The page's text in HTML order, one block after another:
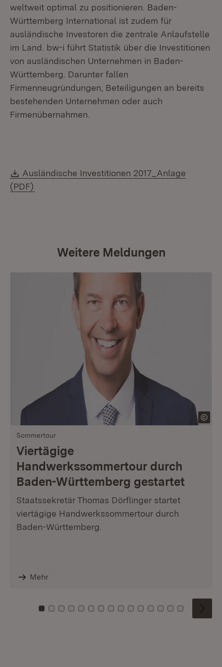
weltweit optimal zu positionieren. Baden-
Württemberg International ist zudem für
ausländische Investoren die zentrale Anlaufstelle
im Land. bw-i führt Statistik über die Investitionen
von ausländischen Unternehmen in Baden-
Württemberg. Darunter fallen
Firmenneugründungen, Beteiligungen an bereits
bestehenden Unternehmen oder auch
Firmenübernahmen.
Download:
Ausländische Investitionen 2017_Anlage
(PDF)
Weitere Meldungen
Sommertour
Viertägige
Handwerkssommertour durch
Baden-Württemberg gestartet
Staatssekretär Thomas Dörflinger startet
viertägige Handwerkssommertour durch
Baden-Württemberg.
Mehr
Zu Kachel: 0
Zu Kachel: 1
Zu Kachel: 2
Zu Kachel: 3
Zu Kachel: 4
Zu Kachel: 5
Zu Kachel: 6
Zu Kachel: 7
Zu Kachel: 8
Zu Kachel: 9
Zu Kachel: 10
Zu Kachel: 11
Zu Kachel: 12
Zu Kachel:
Zu